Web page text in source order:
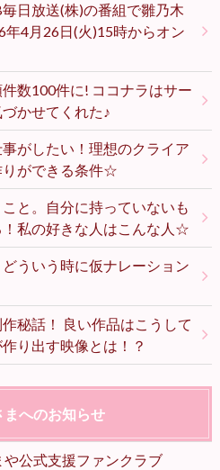
日放送(株)の番組で雛乃木
年4月26日(火)15時からオン
数100件に! ココナラはサー
かせてくれた♪
がしたい！理想のクライア
りができる条件☆
と。自分に持っていないも
私の好きな人はこんな人☆
ういう時に仮ナレーション
秘話！ 良い作品はこうして
り出す映像とは！？
まへのお知らせ
や公式支援ファンクラブ